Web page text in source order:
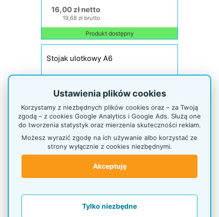
16,00 zł netto
19,68 zł brutto
Produkt dostępny
Stojak ulotkowy A6
Ustawienia plików cookies
Korzystamy z niezbędnych plików cookies oraz – za Twoją
zgodą – z cookies Google Analytics i Google Ads. Służą one
do tworzenia statystyk oraz mierzenia skuteczności reklam.
Możesz wyrazić zgodę na ich używanie albo korzystać ze
strony wyłącznie z cookies niezbędnymi.
Akceptuję
Tylko niezbędne